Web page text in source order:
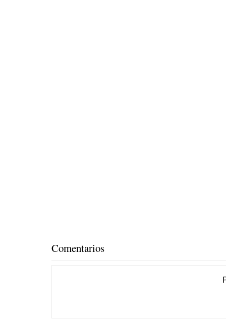
Comentarios